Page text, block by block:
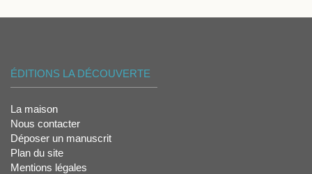
ÉDITIONS LA DÉCOUVERTE
La maison
Nous contacter
Déposer un manuscrit
Plan du site
Mentions légales